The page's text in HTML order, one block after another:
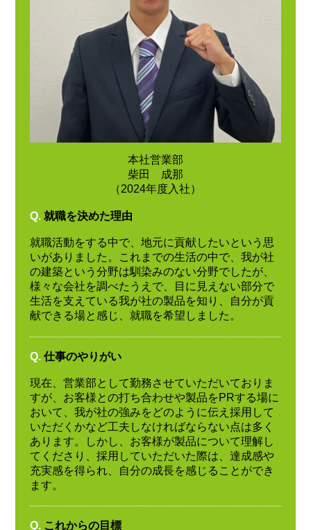
本社営業部
柴田 成那
（2024年度入社）
Q. 就職を決めた理由
就職活動をする中で、地元に貢献したいという思
いがありました。これまでの生活の中で、我が社
の建築という分野は馴染みのない分野でしたが、
様々な会社を調べたうえで、目に見えない部分で
生活を支えている我が社の製品を知り、自分が貢
献できる場と感じ、就職を希望しました。
Q. 仕事のやりがい
現在、営業部として勤務させていただいておりま
すが、お客様との打ち合わせや製品をPRする場に
おいて、我が社の強みをどのように伝え採用して
いただくかなど工夫しなければならない点は多く
あります。しかし、お客様が製品について理解し
てくださり、採用していただいた際は、達成感や
充実感を得られ、自分の成長を感じることができ
ます。
Q. これからの目標